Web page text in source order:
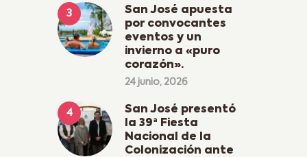
San José apuesta
por convocantes
eventos y un
invierno a «puro
corazón».
24 junio, 2026
San José presentó
la 39ª Fiesta
Nacional de la
Colonización ante